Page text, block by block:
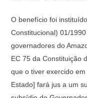
O benefício foi
Constitucional) 01/
governadores do
EC 75 da Constituição
que o tiver exercido
Estado] fará jus a um